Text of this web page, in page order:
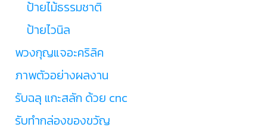
ป้ายไม้ธรรมชาติ
ป้ายไวนิล
พวงกุญแจอะคริลิค
ภาพตัวอย่างผลงาน
รับฉลุ แกะสลัก ด้วย cnc
รับทำกล่องของขวัญ